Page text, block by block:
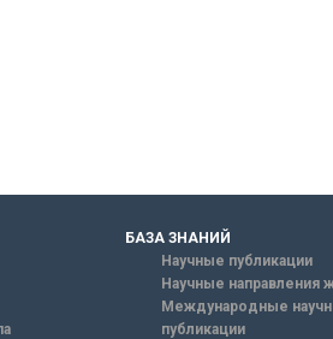
БАЗА ЗНАНИЙ
Научные публикации
Научные направления
Международные
публикации